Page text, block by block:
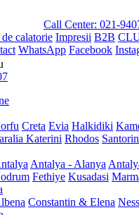
Call Center: 021-
calatorie Impresii B2B
WhatsApp Facebook
Creta Evia Halkidiki
Katerini Rhodos
Antalya - Alanya
Fethiye Kusadasi
Constantin & Elena